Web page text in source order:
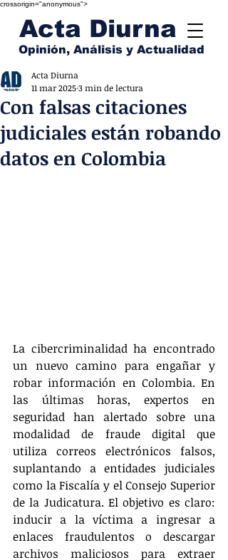
crossorigin="anonymous">
Acta Diurna
Opinión, Análisis y Actualidad
Con falsas citaciones
judiciales están robando
datos en Colombia
Acta Diurna
11 mar 20253 min de lectura
La cibercriminalidad ha encontrado
un nuevo camino para engañar y
robar información en Colombia. En
las últimas horas, expertos en
seguridad han alertado sobre una
modalidad de fraude digital que
utiliza correos electrónicos falsos,
suplantando a entidades judiciales
como la Fiscalía y el Consejo Superior
de la Judicatura. El objetivo es claro:
inducir a la víctima a ingresar a
enlaces fraudulentos o descargar
archivos maliciosos para extraer